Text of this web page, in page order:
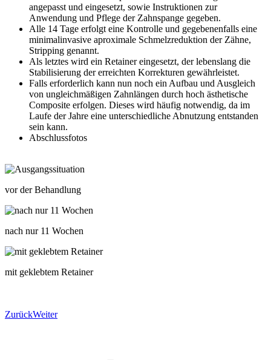
angepasst und eingesetzt, sowie Instruktionen zur
Anwendung und Pflege der Zahnspange gegeben.
Alle 14 Tage erfolgt eine Kontrolle und gegebenenfalls eine
minimalinvasive aproximale Schmelzreduktion der Zähne,
Stripping genannt.
Als letztes wird ein Retainer eingesetzt, der lebenslang die
Stabilisierung der erreichten Korrekturen gewährleistet.
Falls erforderlich kann nun noch ein Aufbau und Ausgleich
von ungleichmäßigen Zahnlängen durch hoch ästhetische
Composite erfolgen. Dieses wird häufig notwendig, da im
Laufe der Jahre eine unterschiedliche Abnutzung entstanden
sein kann.
Abschlussfotos
vor der Behandlung
nach nur 11 Wochen
mit geklebtem Retainer
ZurückWeiter